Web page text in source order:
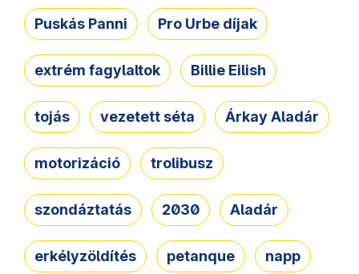
Puskás Panni Pro Urbe díjak
extrém fagylaltok Billie Eilish
tojás vezetett séta Árkay Aladár
motorizáció trolibusz
szondáztatás 2030 Aladár
erkélyzöldítés petanque napp